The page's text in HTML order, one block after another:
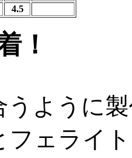
4.5
！
うように
フェライ